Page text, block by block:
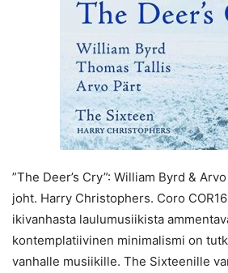
”The Deer’s Cry”: William Byrd &
joht. Harry Christophers. Coro
ikivanhasta laulumusiikista
kontemplatiivinen minimalismi on
vanhalle musiikille. The Sixteenille